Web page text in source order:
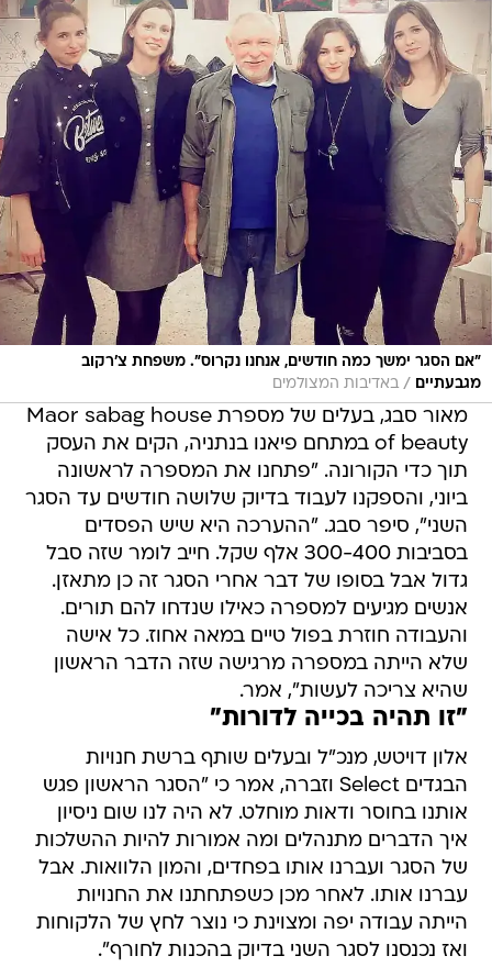
"אם הסגר ימשך כמה חודשים, אנחנו נקרוס". משפחת צ'רקוב
מגבעתיים
/ באדיבות המצולמים
מאור סבג, בעלים של מספרת Maor sabag house
of beauty במתחם פיאנו בנתניה, הקים את העסק
תוך כדי הקורונה. "פתחנו את המספרה לראשונה
ביוני, והספקנו לעבוד בדיוק שלושה חודשים עד הסגר
השני", סיפר סבג. "ההערכה היא שיש הפסדים
בסביבות 300-400 אלף שקל. חייב לומר שזה סבל
גדול אבל בסופו של דבר אחרי הסגר זה כן מתאזן.
אנשים מגיעים למספרה כאילו שנדחו להם תורים.
והעבודה חוזרת בפול טיים במאה אחוז. כל אישה
שלא הייתה במספרה מרגישה שזה הדבר הראשון
שהיא צריכה לעשות", אמר.
"זו תהיה בכייה לדורות"
אלון דויטש, מנכ"ל ובעלים שותף ברשת חנויות
הבגדים Select וזברה, אמר כי "הסגר הראשון פגש
אותנו בחוסר ודאות מוחלט. לא היה לנו שום ניסיון
איך הדברים מתנהלים ומה אמורות להיות ההשלכות
של הסגר ועברנו אותו בפחדים, והמון הלוואות. אבל
עברנו אותו. לאחר מכן כשפתחתנו את החנויות
הייתה עבודה יפה ומצוינת כי נוצר לחץ של הלקוחות
ואז נכנסנו לסגר השני בדיוק בהכנות לחורף".